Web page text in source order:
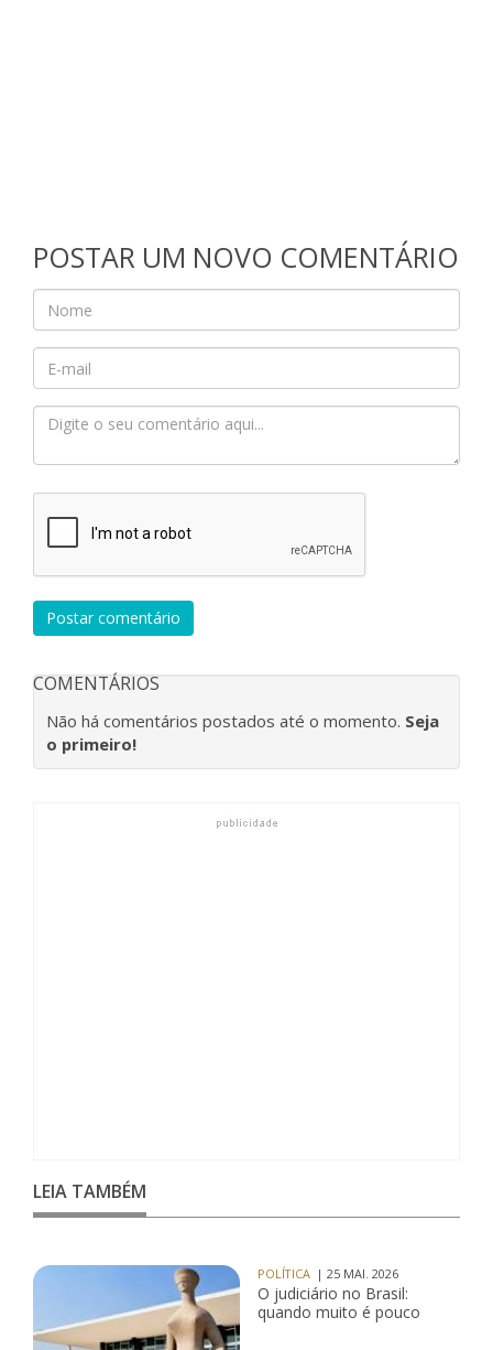
POSTAR UM NOVO COMENTÁRIO
Postar comentário
COMENTÁRIOS
Não há comentários postados até o momento. Seja
o primeiro!
LEIA TAMBÉM
POLÍTICA | 25 MAI. 2026
O judiciário no Brasil:
quando muito é pouco